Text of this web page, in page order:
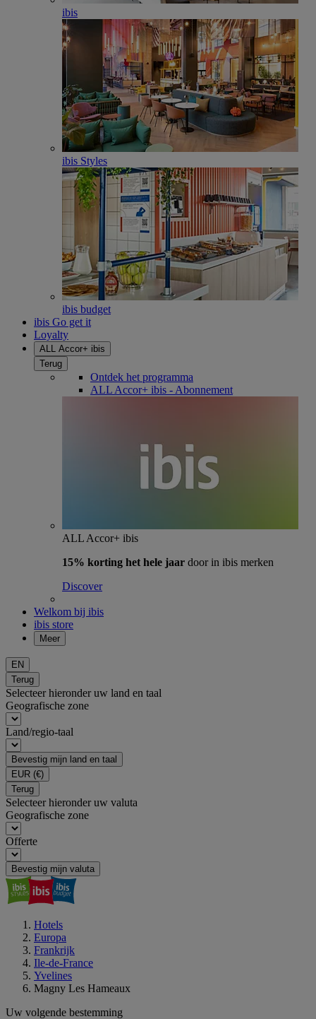
ibis
ibis Styles
ibis budget
ibis Go get it
Loyalty
ALL Accor+ ibis
Terug
Ontdek het programma
ALL Accor+ ibis - Abonnement
ALL Accor+ ibis
15% korting het hele jaar door in ibis merken
Discover
Welkom bij ibis
ibis store
Meer
EN
Terug
Selecteer hieronder uw land en taal
Geografische zone
Land/regio-taal
Bevestig mijn land en taal
EUR (€)
Terug
Selecteer hieronder uw valuta
Geografische zone
Offerte
Bevestig mijn valuta
Hotels
Europa
Frankrijk
Ile-de-France
Yvelines
Magny Les Hameaux
Uw volgende bestemming